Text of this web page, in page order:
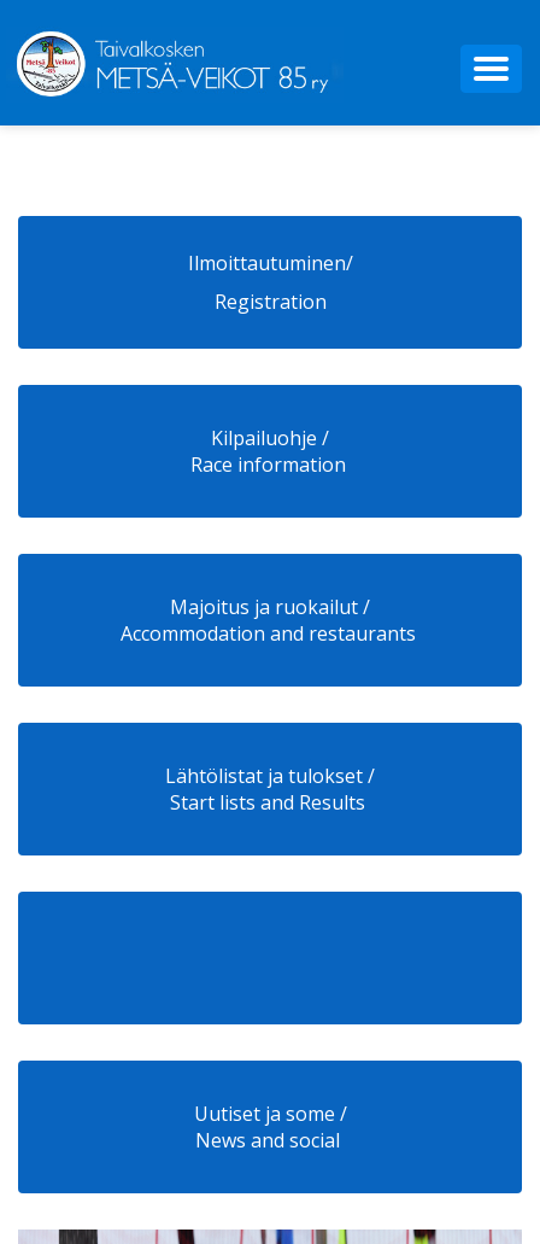
Ilmoittautuminen/
Registration
Kilpailuohje /
Race information
Majoitus ja ruokailut /
Accommodation and restaurants
Lähtölistat ja tulokset /
Start lists and Results
Uutiset ja some /
News and social